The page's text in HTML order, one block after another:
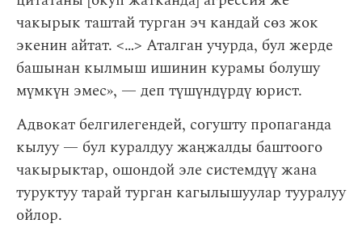
чакырык таштай турган эч кандай сөз жок
экенин айтат. < … > Аталган учурда, бул жерде
башынан кылмыш ишинин курамы болушу
мүмкүн эмес», — деп түшүндүрдү юрист.
Адвокат белгилегендей, согушту пропаганда
кылуу — бул куралдуу жаңжалды баштоого
чакырыктар, ошондой эле системдүү жана
туруктуу тарай турган кагылышуулар тууралуу
ойлор.